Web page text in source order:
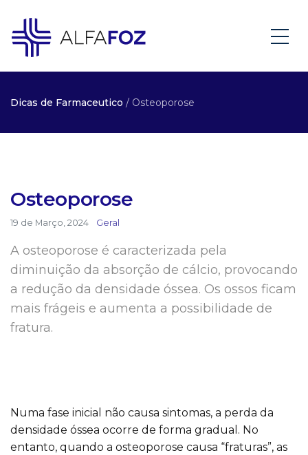
Dicas de Farmaceutico / Osteoporose
Osteoporose
19 de Março, 2024 Geral
A osteoporose é caracterizada pela
diminuição da absorção de cálcio, provocando
a redução da densidade óssea. Os ossos ficam
mais frágeis e aumenta a possibilidade de
fratura.
Numa fase inicial não causa sintomas, a perda da
densidade óssea ocorre de forma gradual. No
entanto, quando a osteoporose causa “fraturas”, as